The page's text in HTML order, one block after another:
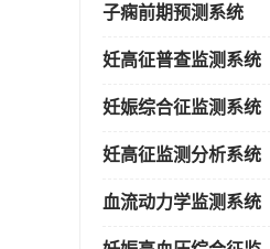
子痫前期预测系统
妊高征普查监测系统
妊娠综合征监测系统
妊高征监测分析系统
血流动力学监测系统